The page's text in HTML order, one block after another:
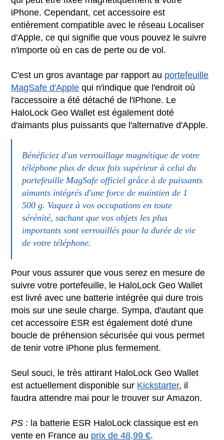
iPhone. Cependant, cet accessoire est
entièrement compatible avec le réseau Localiser
d'Apple, ce qui signifie que vous pouvez le suivre
n'importe où en cas de perte ou de vol.
C'est un gros avantage par rapport au portefeuille
MagSafe d'Apple qui n'indique que l'endroit où
l'accessoire a été détaché de l'iPhone. Le
HaloLock Geo Wallet est également doté
d'aimants plus puissants que l'alternative d'Apple.
Bénéficiez d'un verrouillage magnétique de votre
téléphone plus de deux fois supérieur à celui du
portefeuille MagSafe officiel grâce à de puissants
aimants intégrés d'une force de maintien de 1
500 g. Vaquez à vos occupations en toute
sérénité, sachant que vos objets les plus
importants sont verrouillés pour la durée de vie
de votre téléphone.
Pour vous assurer que vous serez en mesure de
suivre votre portefeuille, le HaloLock Geo Wallet
est livré avec une batterie intégrée qui dure trois
mois sur une seule charge. Sympa, d'autant que
cet accessoire ESR est également doté d'une
boucle de préhension sécurisée qui vous permet
de tenir votre iPhone plus fermement.
Seul souci, le très attirant HaloLock Geo Wallet
est actuellement disponible sur Kickstarter, il
faudra attendre mai pour le trouver sur Amazon.
PS : la batterie ESR HaloLock classique est en
vente en France au prix de 48,99 €.